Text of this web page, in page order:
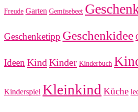
Freude Garten Gemüsebeet
Geschenketipp Geschenkidee
Ideen Kind Kinder Kinderbuch
Kinderspiel Kleinkind Küche